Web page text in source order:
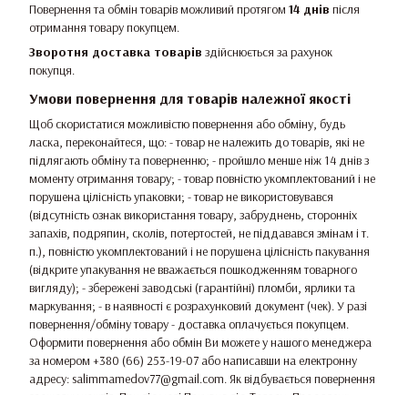
Повернення та обмін товарів можливий протягом 14 днів після
отримання товару покупцем.
Зворотня доставка товарів здійснюється за рахунок
покупця.
Умови повернення для товарів належної якості
Щоб скористатися можливістю повернення або обміну, будь
ласка, переконайтеся, що: - товар не належить до товарів, які не
підлягають обміну та поверненню; - пройшло менше ніж 14 днів з
моменту отримання товару; - товар повністю укомплектований і не
порушена цілісність упаковки; - товар не використовувався
(відсутність ознак використання товару, забруднень, сторонніх
запахів, подряпин, сколів, потертостей, не піддавався змінам і т.
п.), повністю укомплектований і не порушена цілісність пакування
(відкрите упакування не вважається пошкодженням товарного
вигляду); - збережені заводські (гарантійні) пломби, ярлики та
маркування; - в наявності є розрахунковий документ (чек). У разі
повернення/обміну товару - доставка оплачується покупцем.
Оформити повернення або обмін Ви можете у нашого менеджера
за номером +380 (66) 253-19-07 або написавши на електронну
адресу: salimmamedov77@gmail.com. Як відбувається повернення